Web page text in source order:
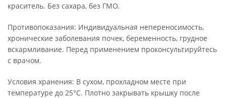
краситель. Без сахара, без ГМО.
Противопоказания: Индивидуальная непереносимость,
хронические заболевания почек, беременность, грудное
вскармливание. Перед применением проконсультируйтесь
с врачом.
Условия хранения: В сухом, прохладном месте при
температуре до 25°C. Плотно закрывать крышку после